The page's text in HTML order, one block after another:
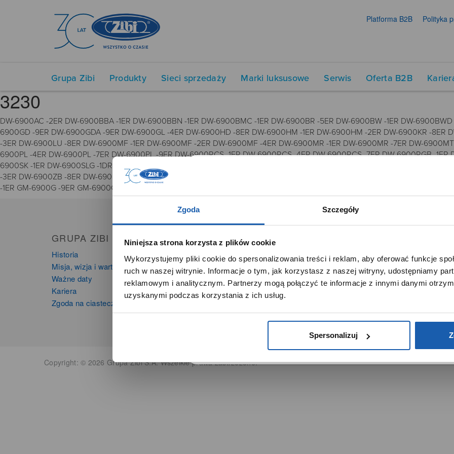
Zgoda Szczegóły
Niniejsza strona korzysta z plików cookie
Wykorzystujemy pliki cookie do spersonalizowania treści i reklam, aby oferować funkcje
ruch w naszej witrynie. Informacje o tym, jak korzystasz z naszej witryny, udostępniamy
reklamowym i analitycznym. Partnerzy mogą połączyć te informacje z innymi danymi
uzyskanymi podczas korzystania z ich usług.
Spersonalizuj
Platforma B2B Polityka
Grupa Zibi Produkty Sieci sprzedaży Marki luksusowe Serwis Oferta B2B
3230
DW-6900AC -2ER DW-6900BBA -1ER DW-6900BBN -1ER DW-6900BMC -1ER DW-6900BR -5ER DW-6900BW -1ER DW-
6900GD -9ER DW-6900GDA -9ER DW-6900GL -4ER DW-6900HD -8ER DW-6900HM -1ER DW-6900HM -2ER DW-6900KR -8ER
-3ER DW-6900LU -8ER DW-6900MF -1ER DW-6900MF -2ER DW-6900MF -4ER DW-6900MR -1ER DW-6900MR -7ER DW-
6900PL -4ER DW-6900PL -7ER DW-6900PL -9ER DW-6900RCS -1ER DW-6900RCS -4ER DW-6900RCS -7ER DW-6900RGB -
6900SK -1ER DW-6900SLG -1DR DW-6900SN -1ER DW-6900SN -3ER DW-6900SN -4ER DW-6900SN -7ER DW-6900TD -4ER
-3ER DW-6900ZB -8ER DW-6900ZB -9ER DW-6901UD -3ER DW-6930A -4ER DW-6930C -1ER DW-6930D -1ER DW-6935C -4ER
-1ER GM-6900G -9ER GM-6900GDA -9ER GM-6900SCM -1ER GM-6900SG -9ER MTP-1372L -9BVEF 1289 3230 3530 3230 5340
GRUPA ZIBI
Historia
Misja, wizja i wartości Grupy Zibi
Ważne daty
Kariera
Zgoda na ciasteczka
PRODUKTY
Zegarki
Instrumenty muzyczne
Kalkulatory
Oferta dla firm
Time Trend
Salony muzyczne Riff
Noble Place
Copyright: © 2026 Grupa Zibi S.A. Wszelkie prawa zastrzeżone.
SZANOWNA UŻYTKOWNICZKO
Używamy plików cookie w celach analitycznych, statystycznych
marketingowych, w tym aby analizować ruch w tej witrynie,
optymalizować jej działanie oraz zapamiętywać Twoje preferencje.
DOWIEDZ SIĘ WIĘCEJ PRZEJDŹ DO SERWISU